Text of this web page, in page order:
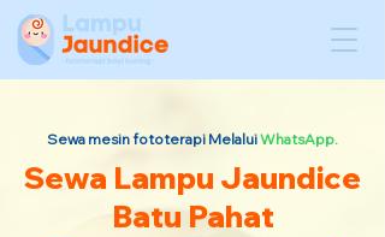
Sewa mesin fototerapi MelaluiWhatsApp.
Sewa Lampu Jaundice
Batu Pahat